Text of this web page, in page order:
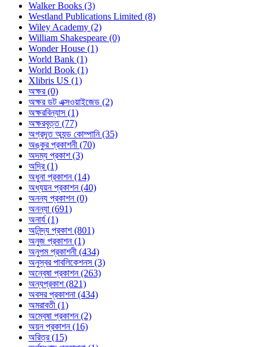
Walker Books (3)
Westland Publications Limited (8)
Wiley Academy (2)
William Shakespeare (0)
Wonder House (1)
World Bank (1)
World Book (1)
Xlibris US (1)
অক্ষর (0)
অক্ষর ডট এক্সওয়াইজেড (2)
অক্ষরবিন্যাস (1)
অক্ষরবৃত্ত (77)
অগ্রদূত অ্যন্ড কোম্পানি (35)
অঙ্কুর প্রকাশনী (70)
অদম্য প্রকাশ (3)
অদ্রি (1)
অধুনা প্রকাশন (14)
অধ্যয়ন প্রকাশন (40)
অনন্য প্রকাশন (0)
অনন্যা (691)
অনার্য (1)
অনিন্দ্য প্রকাশ (801)
অনুজ প্রকাশন (1)
অনুপম প্রকাশনী (434)
অনুস্বর পাবলিকেশনস (3)
অন্বেষা প্রকাশন (263)
অন্যপ্রকাশ (821)
অবসর প্রকাশনা (434)
অমরাবতী (1)
অম্বেষা প্রকাশন (2)
অয়ন প্রকাশন (16)
অরিত্র (15)